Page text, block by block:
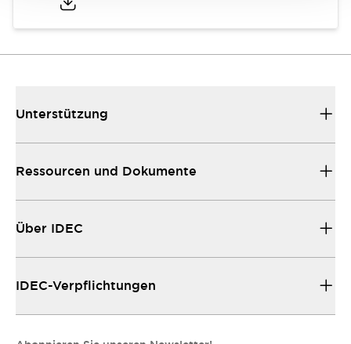
Unterstützung
Ressourcen und Dokumente
Über IDEC
IDEC-Verpflichtungen